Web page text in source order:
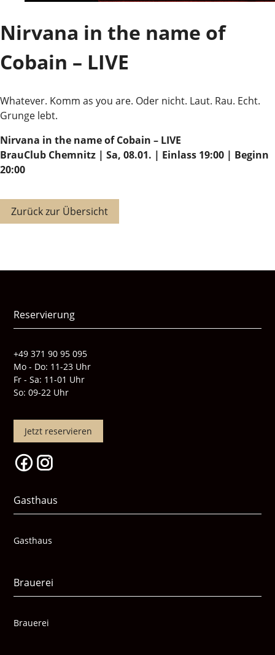
Nirvana in the name of
Cobain – LIVE
Whatever. Komm as you are. Oder nicht. Laut. Rau. Echt.
Grunge lebt.
Nirvana in the name of Cobain – LIVE
BrauClub Chemnitz | Sa, 08.01. | Einlass 19:00 | Beginn
20:00
Zurück zur Übersicht
Reservierung
+49 371 90 95 095
Mo - Do: 11-23 Uhr
Fr - Sa: 11-01 Uhr
So: 09-22 Uhr
Jetzt reservieren
Gasthaus
Gasthaus
Brauerei
Brauerei